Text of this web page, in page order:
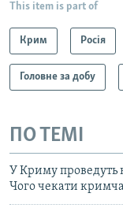
This item is part of
Крим Росія
Головне за добу
ПО ТЕМІ
У Криму проведуть
Чого чекати